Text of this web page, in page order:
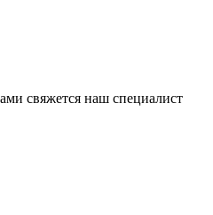
свяжется наш специалист
25% картой любого банка